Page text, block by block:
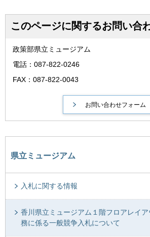
このページに関するお問い合
政策部県立ミュージアム
電話：087-822-0246
FAX：087-822-0043
県立ミュージアム
入札に関する情報
香川県立ミュージアム１階フロアレイ
務に係る一般競争入札について